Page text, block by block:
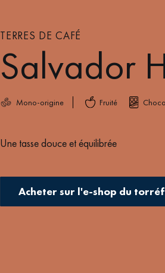
TERRES DE CAFÉ
Salvador
Mono-origine Fruité
Une tasse douce et équilibrée
Acheter sur l'e-shop du